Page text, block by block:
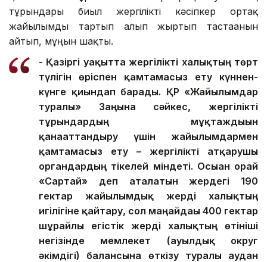
тұрғындары биыл жергілікті кәсіпкер ортақ
жайылымды тартып алып жыртып тастағанын
айтып, мұңын шақты.
- Қазіргі уақытта жергілікті халықтың төрт
түлігін өріспен қамтамасыз ету күннен-
күнге қиындап барады. ҚР «Жайылымдар
туралы» Заңына сәйкес, жергілікті
тұрғындардың мұқтаждығын
қанағаттандыру үшін жайылымдармен
қамтамасыз ету – жергілікті атқарушы
органдардың тікелей міндеті. Осыған орай
«Сартай» деп аталатын жердегі 190
гектар жайылымдық жерді халықтың
игілігіне қайтару, сол маңайдағы 400 гектар
шұрайлы егістік жерді халықтың өтініші
негізінде мемлекет (ауылдық округ
әкімдігі) балансына өткізу туралы аудан